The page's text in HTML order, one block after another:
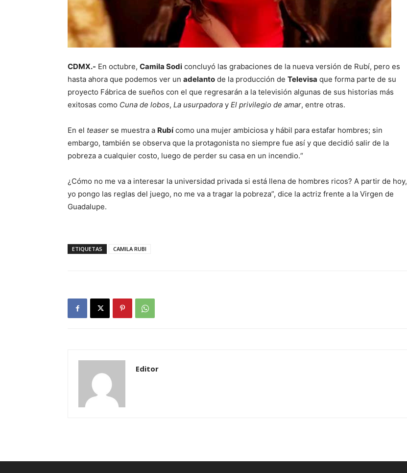
CDMX.- En octubre, Camila Sodi concluyó las grabaciones de la nueva versión de Rubí, pero es
hasta ahora que podemos ver un adelanto de la producción de Televisa que forma parte de su
proyecto Fábrica de sueños con el que regresarán a la televisión algunas de sus historias más
exitosas como Cuna de lobos, La usurpadora y El privilegio de amar, entre otras.
En el teaser se muestra a Rubícomo una mujer ambiciosa y hábil para estafar hombres; sin
embargo, también se observa que la protagonista no siempre fue así y que decidió salir de la
pobreza a cualquier costo, luego de perder su casa en un incendio.“
¿Cómo no me va a interesar la universidad privada si está llena de hombres ricos? A partir de hoy,
yo pongo las reglas del juego, no me va a tragar la pobreza”, dice la actriz frente a la Virgen de
Guadalupe.
ETIQUETAS CAMILA RUBI
Editor